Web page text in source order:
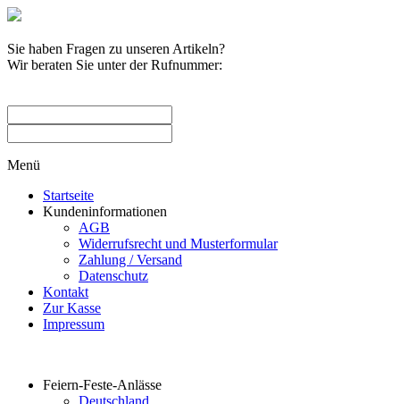
Sie haben Fragen zu unseren Artikeln?
Wir beraten Sie unter der Rufnummer:
Menü
Startseite
Kundeninformationen
AGB
Widerrufsrecht und Musterformular
Zahlung / Versand
Datenschutz
Kontakt
Zur Kasse
Impressum
Feiern-Feste-Anlässe
Deutschland